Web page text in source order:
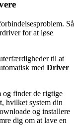
Så
for at løse
til at
med Driver
og finder de rigtige
hvilket system din
og installere
dig om at lave en